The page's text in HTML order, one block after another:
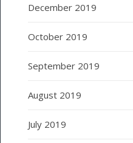
December 2019
October 2019
September 2019
August 2019
July 2019